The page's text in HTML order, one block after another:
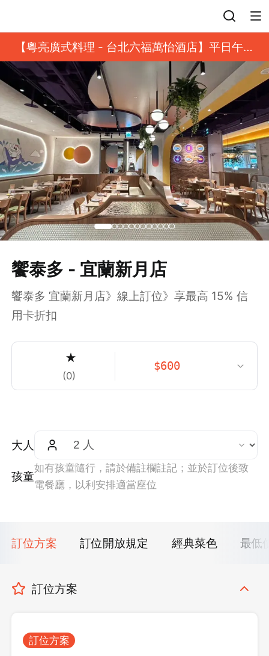
【粵亮廣式料理 - 台北六福萬怡酒店】平日午餐
8 折起｜靓港點套餐
饗泰多 - 宜蘭新月店
饗泰多 宜蘭新月店》線上訂位》享最高 15% 信
用卡折扣
★
(0)
$600
大人
孩童
如有孩童隨行，請於備註欄註記；並於訂位後致
電餐廳，以利安排適當座位
訂位方案 訂位開放規定 經典菜色 最低
訂位方案
訂位方案